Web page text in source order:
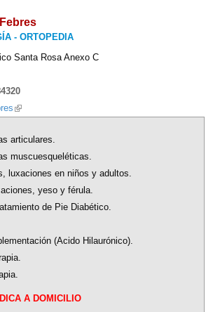
- ORTOPEDIA
Santa Rosa Anexo C
(link
external)
articulares.
muscuesqueléticas.
luxaciones en niños y adultos.
yeso y férula.
de Pie Diabético.
(Acido Hilaurónico).
A DOMICILIO